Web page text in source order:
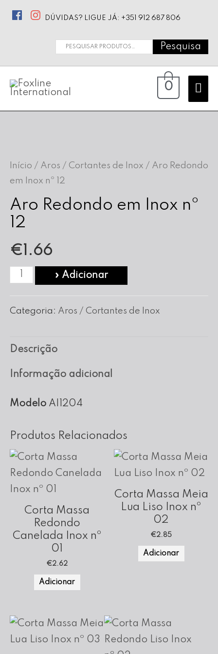
DÚVIDAS? LIGUE JÁ: +351 912 687 806
Pesquisar
Pesquisa
0
Início / Aros / Cortantes de Inox / Aro Redondo
em Inox nº 12
Aro Redondo em Inox nº
12
€1.66
Quantidade
Aro
Inox
nº
» Adicionar
Categoria: Aros / Cortantes de Inox
Descrição
Informação adicional
Modelo AI1204
Produtos Relacionados
Corta Massa
Redondo
Canelada Inox nº
01
€2.62
Adicionar
Corta Massa Meia
Lua Liso Inox nº
02
€2.85
Adicionar